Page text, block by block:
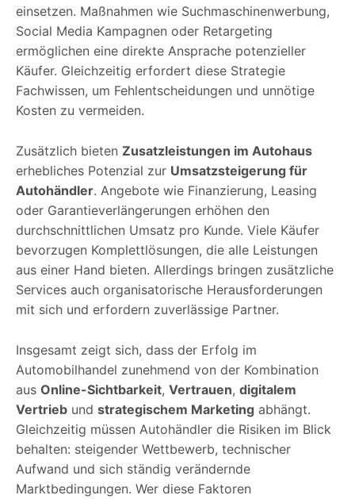
einsetzen. Maßnahmen wie Suchmaschinenwerbung,
Social Media Kampagnen oder Retargeting
ermöglichen eine direkte Ansprache potenzieller
Käufer. Gleichzeitig erfordert diese Strategie
Fachwissen, um Fehlentscheidungen und unnötige
Kosten zu vermeiden.
Zusätzlich bieten Zusatzleistungen im Autohaus
erhebliches Potenzial zur Umsatzsteigerung für
Autohändler. Angebote wie Finanzierung, Leasing
oder Garantieverlängerungen erhöhen den
durchschnittlichen Umsatz pro Kunde. Viele Käufer
bevorzugen Komplettlösungen, die alle Leistungen
aus einer Hand bieten. Allerdings bringen zusätzliche
Services auch organisatorische Herausforderungen
mit sich und erfordern zuverlässige Partner.
Insgesamt zeigt sich, dass der Erfolg im
Automobilhandel zunehmend von der Kombination
aus Online-Sichtbarkeit, Vertrauen, digitalem
Vertrieb und strategischem Marketing abhängt.
Gleichzeitig müssen Autohändler die Risiken im Blick
behalten: steigender Wettbewerb, technischer
Aufwand und sich ständig verändernde
Marktbedingungen. Wer diese Faktoren